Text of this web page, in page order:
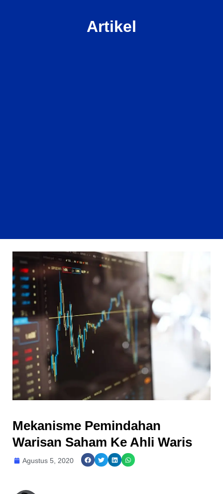
Artikel
Mekanisme Pemindahan
Warisan Saham Ke Ahli Waris
Agustus 5, 2020